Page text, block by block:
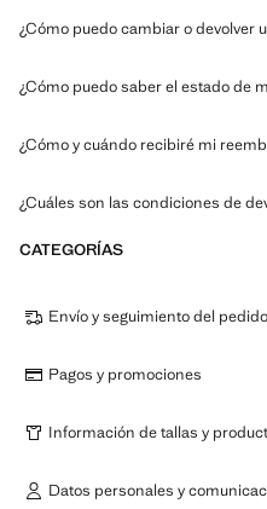
¿Cómo puedo cambiar o devolver
¿Cómo puedo saber el estado de
¿Cómo y cuándo recibiré mi
¿Cuáles son las condiciones de
CATEGORÍAS
Envío y seguimiento del pedido
Pagos y promociones
Información de tallas y
Datos personales y